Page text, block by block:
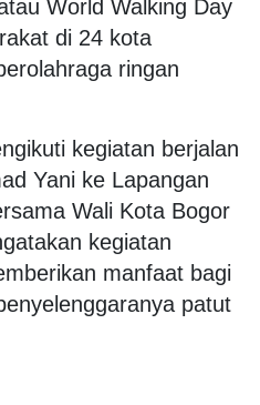
World Walking Day
di 24 kota
ringan
kegiatan berjalan
Yani ke Lapangan
Wali Kota Bogor
kegiatan
manfaat bagi
patut